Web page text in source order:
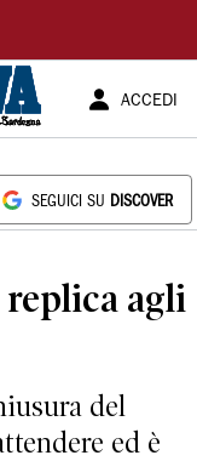
ACCEDI
SEGUICI SU DISCOVER
replica agli
del
ed è